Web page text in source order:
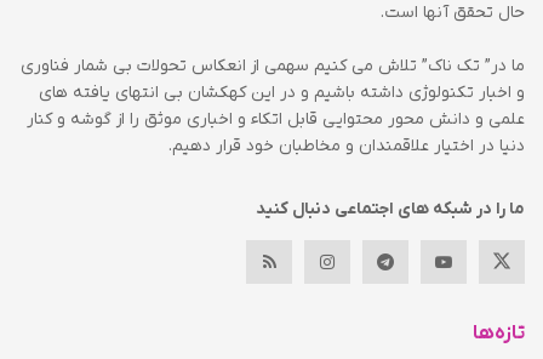
حال تحقق آنها است.
ما در” تک ناک” تلاش می کنیم سهمی از انعکاس تحولات بی شمار فناوری
و اخبار تکنولوژی داشته باشیم و در این کهکشان بی انتهای یافته های
علمی و دانش محور محتوایی قابل اتکاء و اخباری موثق را از گوشه و کنار
دنیا در اختیار علاقمندان و مخاطبان خود قرار دهیم.
ما را در شبکه های اجتماعی دنبال کنید
تازه‌ها